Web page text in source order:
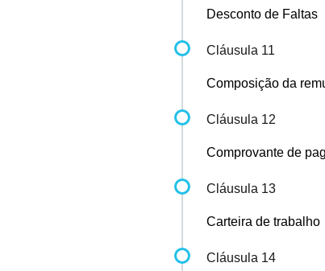
Desconto de Faltas
Cláusula 11
Composição da
Cláusula 12
Comprovante de
Cláusula 13
Carteira de trabalho
Cláusula 14